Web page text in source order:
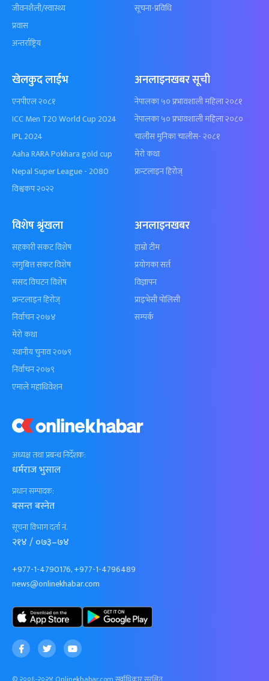
अध्यक्ष तथा प्रबन्ध निर्देशक:
धर्मराज भुसाल
प्रधान सम्पादक:
बसन्त बस्नेत
सूचना विभाग दर्ता नं.
२१४ / ०७३–७४
+977-1-4790176, +977-1-4796489
news@onlinekhabar.com
जीवनशैली/स्वास्थ्य
प्रवास
अन्तर्राष्ट्रिय
सूचना-प्रविधि
खेलकुद लाईभ
एनपीएल २०८१
ICC Men T20 World Cup 2024
IPL 2024
Aaha RARA Pokhara gold cup
Nepal Super League - 2080
विश्वकप २०२२
अनलाइनखबर सूची
नेपालका ५० प्रभावशाली महिला २०८१
नेपालका ५० प्रभावशाली महिला २०८०
चालीस मुनिका चालीस- २०८१
मेरो कथा
फ्रन्टलाइन हिरोज्
विशेष श्रृंखला
सहकारी संकट विशेष
लगुबित्त संकट विशेष
संसद विघटन विशेष
फ्रन्टलाइन हिरोज्
निर्वाचन २०७४
मेरो कथा
स्थानीय चुनाव २०७९
निर्वाचन २०७९
एमाले महाधिवेशन
अनलाइनखबर
हाम्रो टीम
प्रयोगका सर्त
विज्ञापन
प्राइभेसी पोलिसी
सम्पर्क